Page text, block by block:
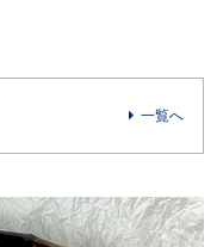
一覧へ